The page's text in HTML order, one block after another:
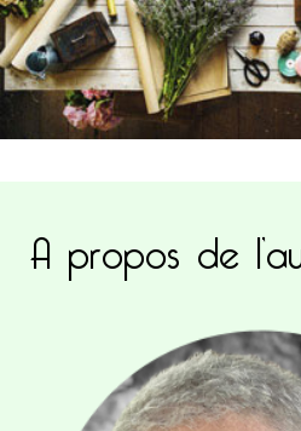
A propos de